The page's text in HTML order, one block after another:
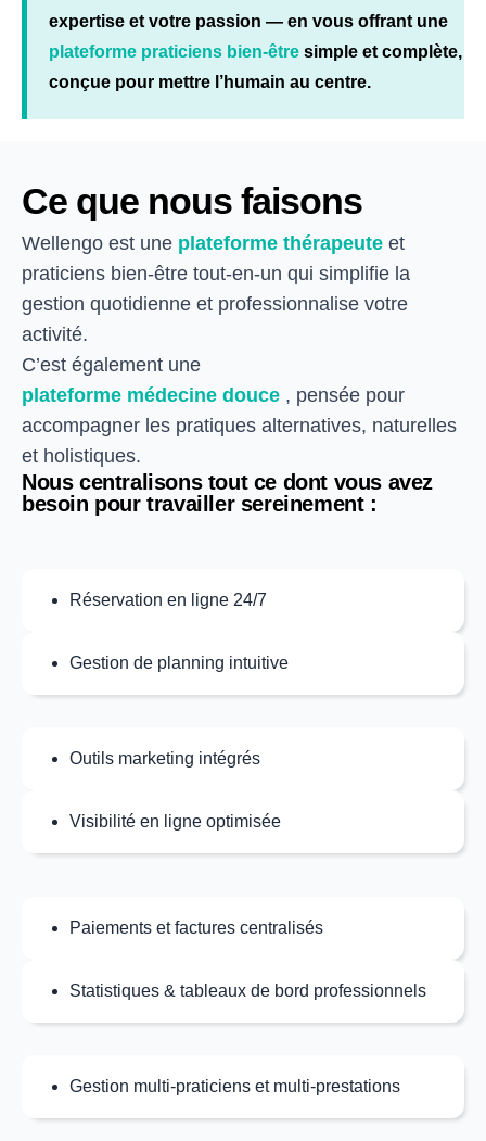
expertise et votre passion — en vous offrant une
plateforme praticiens bien-être simple et complète,
conçue pour mettre l’humain au centre.
Ce que nous faisons
Wellengo est une plateforme thérapeute et
praticiens bien-être tout-en-un qui simplifie la
gestion quotidienne et professionnalise votre
activité.
C’est également une
plateforme médecine douce , pensée pour
accompagner les pratiques alternatives, naturelles
et holistiques.
Nous centralisons tout ce dont vous avez
besoin pour travailler sereinement :
Réservation en ligne 24/7
Gestion de planning intuitive
Outils marketing intégrés
Visibilité en ligne optimisée
Paiements et factures centralisés
Statistiques & tableaux de bord professionnels
Gestion multi‑praticiens et multi‑prestations